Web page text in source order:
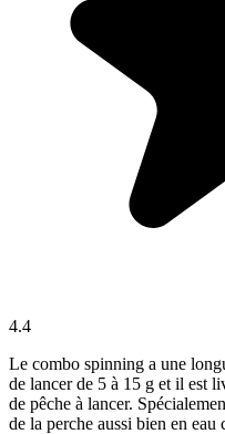
4.4
Le combo spinning a une
de lancer de 5 à 15 g et il est
de pêche à lancer.
de la perche aussi bien en eau